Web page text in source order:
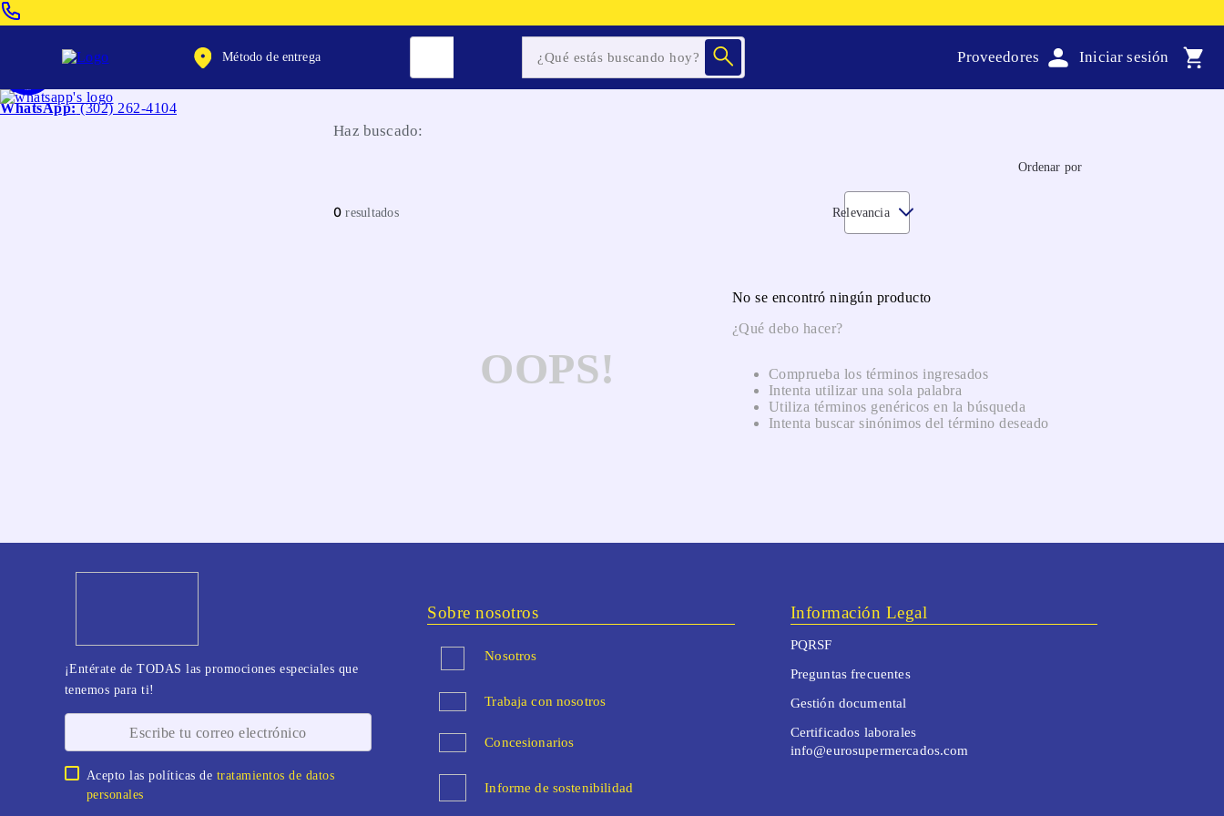
WhatsApp: (302) 262-4104
Método de entrega Proveedores
Haz buscado:
Ordenar por
0 Relevancia
OOPS!
No se encontró ningún producto
¿Qué debo hacer?
Comprueba los términos ingresados
Intenta utilizar una sola palabra
Utiliza términos genéricos en la búsqueda
Intenta buscar sinónimos del término deseado
¡Entérate de TODAS las promociones especiales que
tenemos para ti!
Acepto las políticas de tratamientos de datos
personales
Sobre nosotros
Nosotros
Trabaja con nosotros
Concesionarios
Informe de sostenibilidad
Información Legal
PQRSF
Preguntas frecuentes
Gestión documental
Certificados laborales
info@eurosupermercados.com